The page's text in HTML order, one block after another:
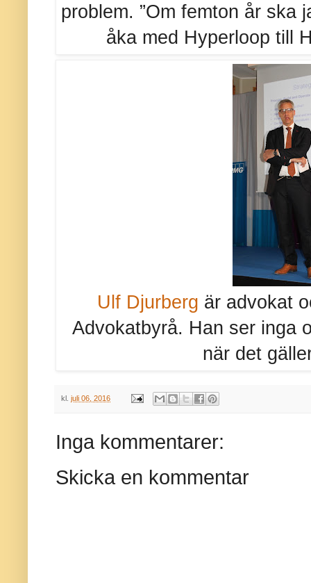
problem. ”Om femton år ska
åka med Hyperloop till
Ulf Djurberg är advokat
Advokatbyrå. Han ser inga
när det
kl. juli 06, 2016
Inga kommentarer:
Skicka en kommentar